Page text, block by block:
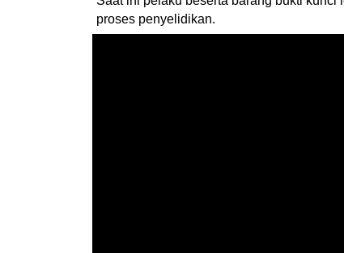
proses penyelidikan.